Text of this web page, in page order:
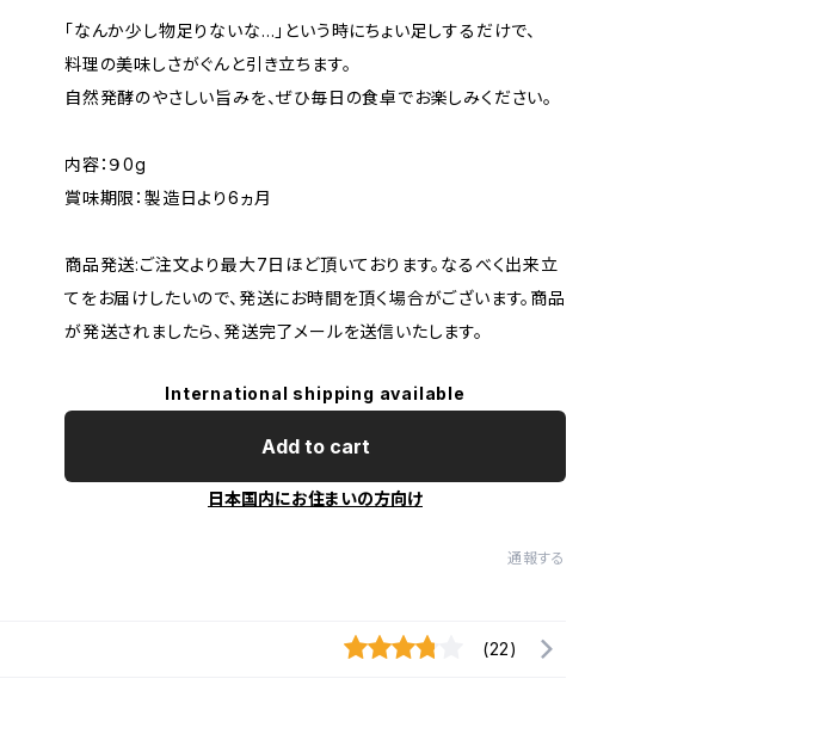
「なんか少し物足りないな…」という時にちょい足しするだけで、
料理の美味しさがぐんと引き立ちます。
自然発酵のやさしい旨みを、ぜひ毎日の食卓でお楽しみください。
内容：９0g
賞味期限：製造日より6ヵ月
商品発送:ご注文より最大7日ほど頂いております。なるべく出来立
てをお届けしたいので、発送にお時間を頂く場合がございます。商品
が発送されましたら、発送完了メールを送信いたします。
International shipping available
Add to cart
日本国内にお住まいの方向け
通報する
(22)